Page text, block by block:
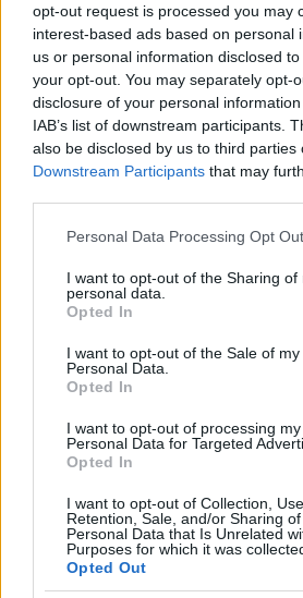
opt-out request is processed you may
interest-based ads based on personal
us or personal information disclosed
your opt-out. You may separately opt-
disclosure of your personal
IAB’s list of downstream participants.
also be disclosed by us to third parties
Downstream Participants that may
Please note that this website/app uses
not limited to your visit or usage
grant or deny consent to Google and
use your data for below specified
consent section.
Personal Data Processing Opt
I want to opt-out of the Sharing of
personal data.
Opted In
I want to opt-out of the Sale of my
Personal Data.
Opted In
I want to opt-out of processing my
Personal Data for Targeted
Opted In
I want to opt-out of Collection, Use,
Retention, Sale, and/or Sharing
Personal Data that Is Unrelated
Purposes for which it was
Opted Out
A józan ész szerint nem így van
közbeszédben és a közéletben
szerencsére nagyon is hasznos,
Vannak esetek amiket a jogi
is tud kezelni. Az adott esetre
meggyőződésem hogy a bíróság
ezt a Laborc figurát. 1000+1
ami ugyan f@szság, de az
miatta. Ezért tud a Hagyó meg
viribölni. Legalább a józan ész
Én akkor sem szeretném ha
jogállamiság alapjaival
egyenlőség elve pl.).
Rághatjuk még kicsit a gittet, de
annyit csak hogy "denem" és én
utolsó szót :-DDD.
Virág et.
13 éve